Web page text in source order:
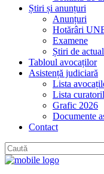
Știri și anunțuri
Anunțuri
Hotărâri
Examene
Știri de
Tabloul avocaților
Asistență judiciară
Lista
Lista
Grafic 2026
Documente
Contact